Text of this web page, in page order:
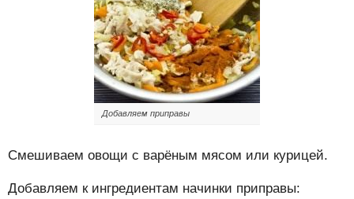
Добавляем приправы
Смешиваем овощи с варёным мясом или курицей.
Добавляем к ингредиентам начинки приправы: